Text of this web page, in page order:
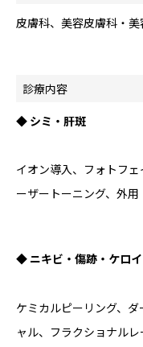
皮膚科、美容皮膚科・
診療内容
◆ シミ・肝斑
イオン導入、フォトフ
ーザートーニング、外
◆ ニキビ・傷跡・ケロ
ケミカルピーリング、
ャル、フラクショナル